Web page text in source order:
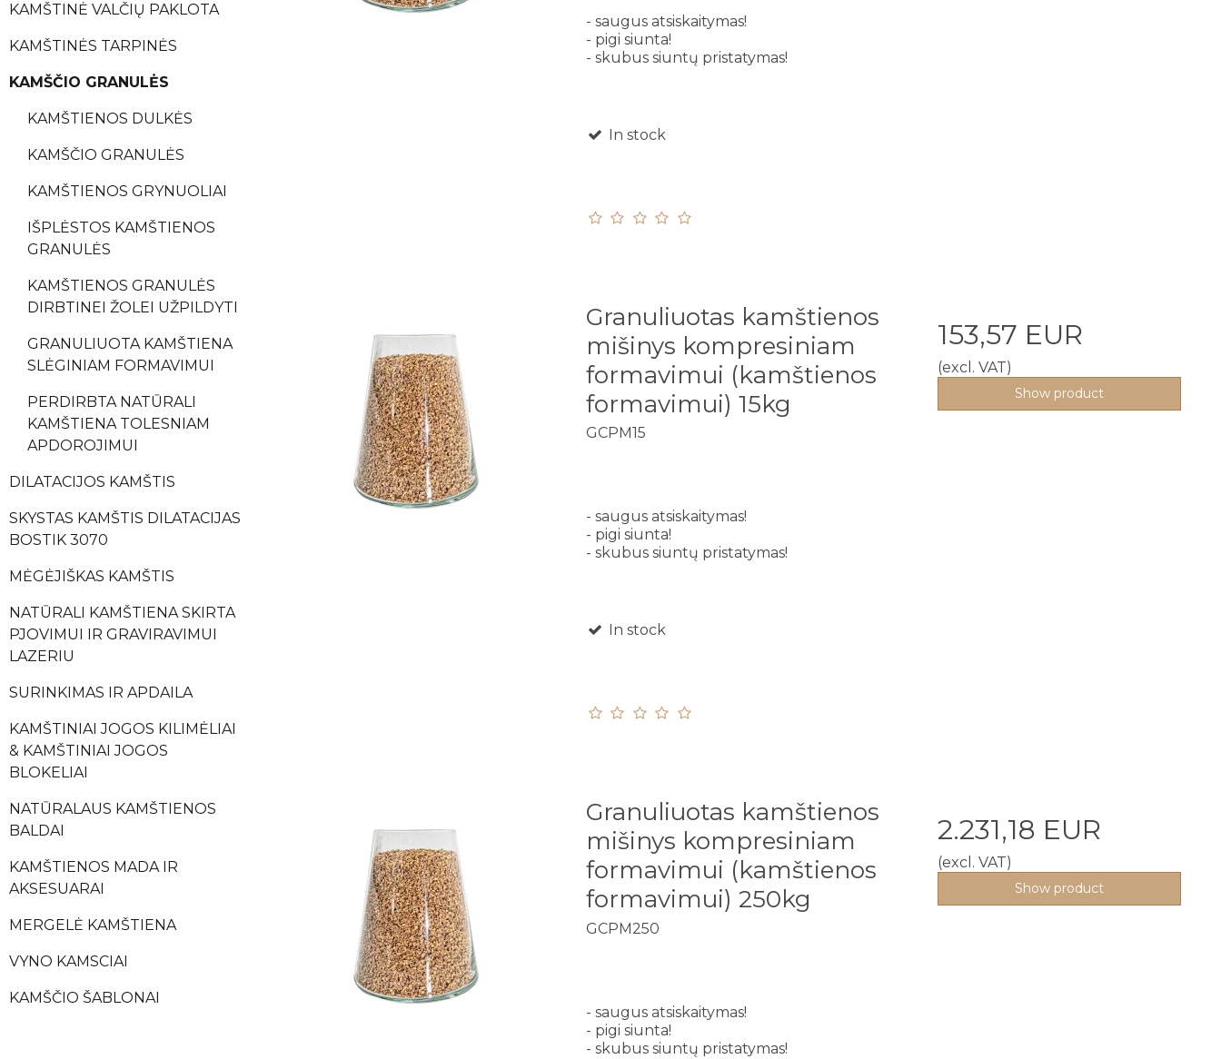
KAMŠTINĖ VALČIŲ PAKLOTA
KAMŠTINĖS TARPINĖS
KAMŠČIO GRANULĖS
KAMŠTIENOS DULKĖS
KAMŠČIO GRANULĖS
KAMŠTIENOS GRYNUOLIAI
IŠPLĖSTOS KAMŠTIENOS
GRANULĖS
KAMŠTIENOS GRANULĖS
DIRBTINEI ŽOLEI UŽPILDYTI
GRANULIUOTA KAMŠTIENA
SLĖGINIAM FORMAVIMUI
PERDIRBTA NATŪRALI
KAMŠTIENA TOLESNIAM
APDOROJIMUI
DILATACIJOS KAMŠTIS
SKYSTAS KAMŠTIS DILATACIJAS
BOSTIK 3070
MĖGĖJIŠKAS KAMŠTIS
NATŪRALI KAMŠTIENA SKIRTA
PJOVIMUI IR GRAVIRAVIMUI
LAZERIU
SURINKIMAS IR APDAILA
KAMŠTINIAI JOGOS KILIMĖLIAI
& KAMŠTINIAI JOGOS
BLOKELIAI
NATŪRALAUS KAMŠTIENOS
BALDAI
KAMŠTIENOS MADA IR
AKSESUARAI
MERGELĖ KAMŠTIENA
VYNO KAMSCIAI
KAMŠČIO ŠABLONAI
- saugus atsiskaitymas!
- pigi siunta!
- skubus siuntų pristatymas!
In stock
Granuliuotas kamštienos
mišinys kompresiniam
formavimui (kamštienos
formavimui) 15kg
GCPM15
- saugus atsiskaitymas!
- pigi siunta!
- skubus siuntų pristatymas!
In stock
153,57 EUR
(excl. VAT)
Show product
Granuliuotas kamštienos
mišinys kompresiniam
formavimui (kamštienos
formavimui) 250kg
GCPM250
- saugus atsiskaitymas!
- pigi siunta!
- skubus siuntų pristatymas!
2.231,18 EUR
(excl. VAT)
Show product